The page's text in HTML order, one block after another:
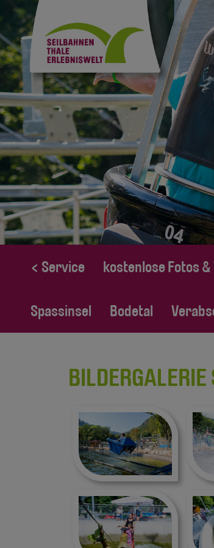
< Service kostenlose Fotos &
Spassinsel Bodetal
BILDERGALERIE